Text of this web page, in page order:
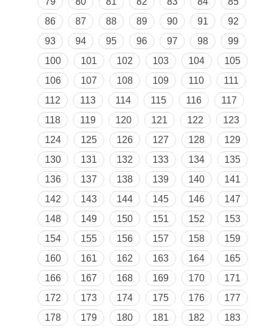
86
87 88 89 90 91
92
93
94 95 96 97 98
99
100
101 102 103 104
105
106
107 108 109 110
111
112
113 114 115 116
117
118
119 120 121 122
123
124
125 126 127 128
129
130
131 132 133 134
135
136
137 138 139 140
141
142
143 144 145 146
147
148
149 150 151 152
153
154
155 156 157 158
159
160
161 162 163 164
165
166
167 168 169 170
171
172
173 174 175 176
177
178
179 180 181 182
183